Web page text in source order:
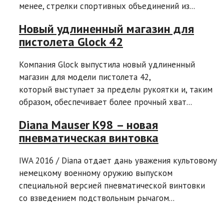
менее, стрелки спортивных объединений из...
Новый удлиненный магазин для
пистолета Glock 42
Компания Glock выпустила новый удлиненный
магазин для модели пистолета 42,
который выступает за пределы рукоятки и, таким
образом, обеспечивает более прочный хват...
Diana Mauser K98 – новая
пневматическая винтовка
IWA 2016 / Diana отдает дань уважения культовому
немецкому военному оружию выпуском
специальной версией пневматической винтовки
со взведением подствольным рычагом...